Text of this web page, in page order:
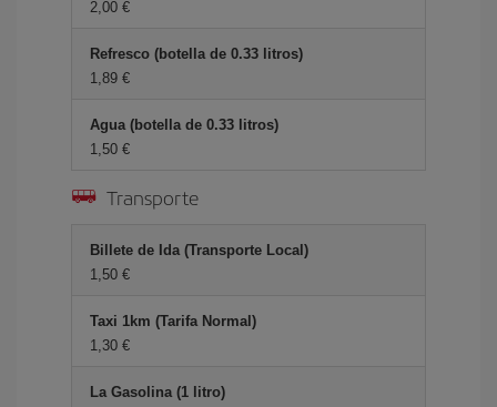
2,00 €
Refresco (botella de 0.33 litros)
1,89 €
Agua (botella de 0.33 litros)
1,50 €
Transporte
Billete de Ida (Transporte Local)
1,50 €
Taxi 1km (Tarifa Normal)
1,30 €
La Gasolina (1 litro)